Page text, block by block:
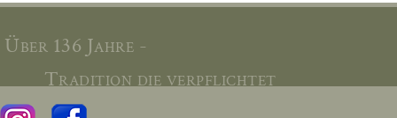
Über 136 Jahre -
Tradition die verpflichtet